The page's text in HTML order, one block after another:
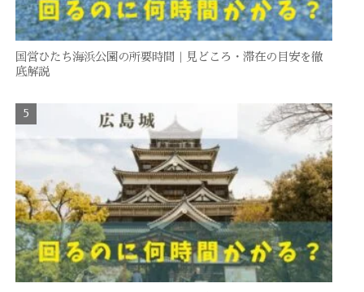
国営ひたち海浜公園の所要時間｜見どころ・滞在の目安を徹
底解説